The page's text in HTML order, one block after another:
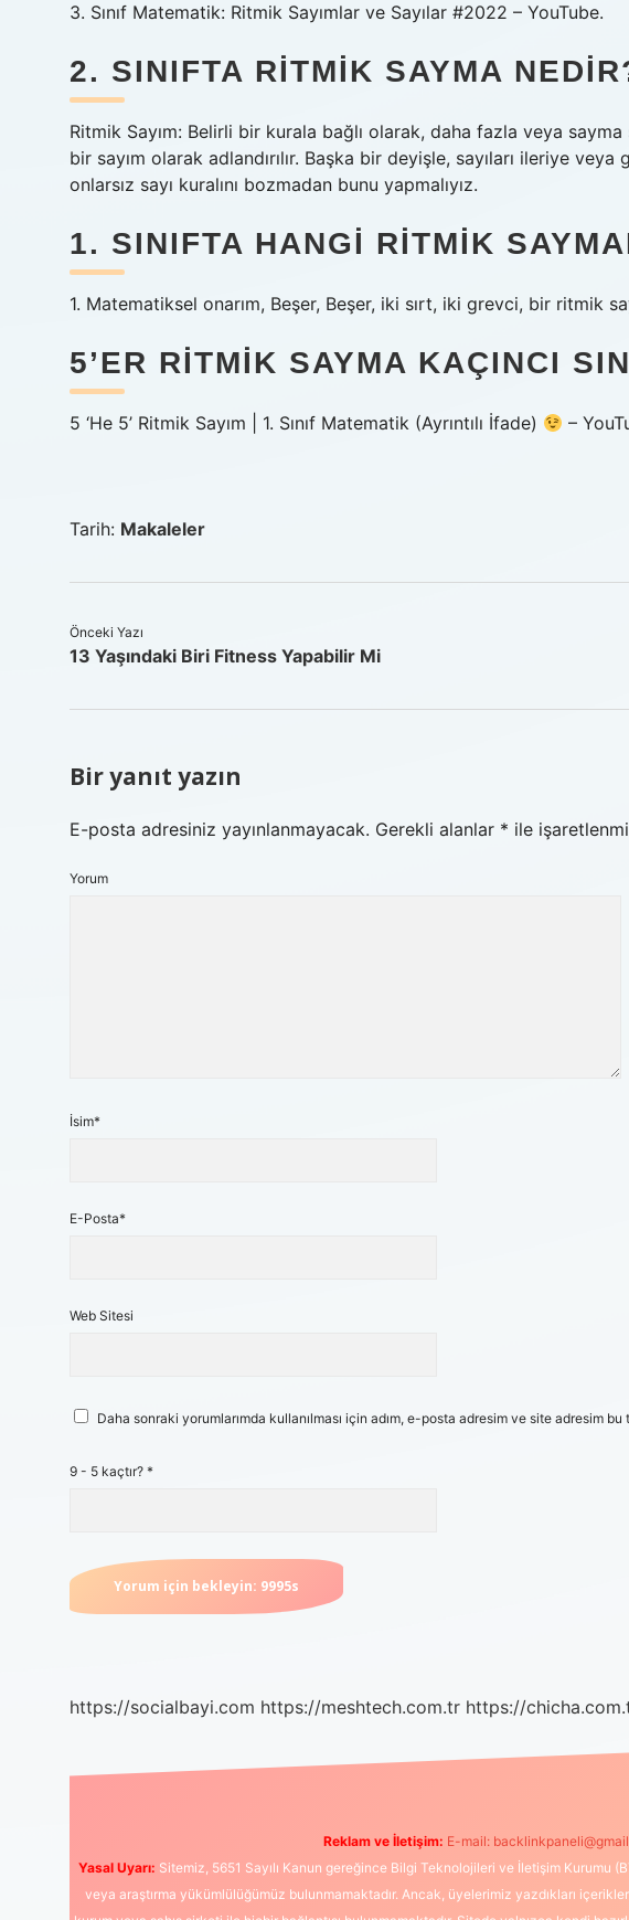
3. Sınıf Matematik: Ritmik Sayımlar ve Sayılar #2022 – YouTube.
2. SINIFTA RITMIK SAYMA
Ritmik Sayım: Belirli bir kurala bağlı olarak, daha fazla veya
bir sayım olarak adlandırılır. Başka bir deyişle, sayıları ileriye
onlarsız sayı kuralını bozmadan bunu yapmalıyız.
1. SINIFTA HANGI RITMIK
1. Matematiksel onarım, Beşer, Beşer, iki sırt, iki grevci, bir ritmik
5’ER RITMIK SAYMA KAÇINCI
5 ‘He 5’ Ritmik Sayım | 1. Sınıf Matematik (Ayrıntılı İfade) –
Tarih: Makaleler
Önceki Yazı
13 Yaşındaki Biri Fitness Yapabilir Mi
Bir yanıt yazın
E-posta adresiniz yayınlanmayacak. Gerekli alanlar * ile
Yorum
İsim*
E-Posta*
Web Sitesi
Daha sonraki yorumlarımda kullanılması için adım, e-posta adresim ve site adresim bu
9 - 5 kaçtır? *
https://socialbayi.com https://meshtech.com.tr https://
Reklam ve İletişim: E-mail:
Yasal Uyarı: Sitemiz, 5651 Sayılı Kanun gereğince Bilgi Teknolojileri ve İletişim Kurumu
veya araştırma yükümlülüğümüz bulunmamaktadır. Ancak, üyelerimiz yazdıkları